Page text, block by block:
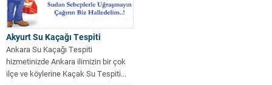
Akyurt Su Kaçağı Tespiti
Ankara Su Kaçağı Tespiti
hizmetinizde Ankara ilimizin bir çok
ilçe ve köylerine Kaçak Su Tespiti...